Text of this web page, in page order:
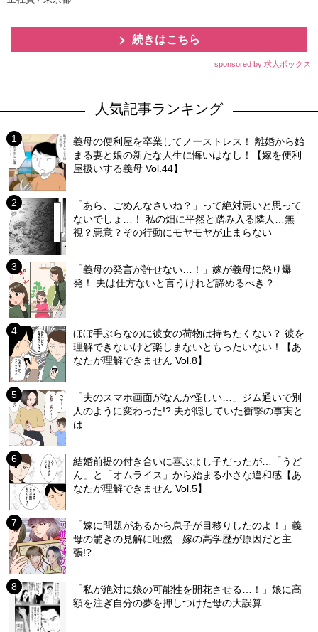
続きはこちら
sponsored by 求人ボックス
人気記事ランキング
義母の便利屋を卒業してノーストレス！ 離婚から始
まる妻と娘の新たな人生に悔いはなし！【嫁を便利
屋扱いする義母 Vol.44】
「あら、ごめんなさいね？」って絶対悪いと思って
ないでしょ…！ 私の畑に平然と踏み入る隣人…無
視？悪意？その行動にモヤモヤが止まらない
「義母の発言が許せない…！」嫁が義母に怒り爆
発！ 夫は仕方ないと言うけれど諦めるべき？
ほぼ手ぶらなのに彼女の荷物は持ちたくない？ 彼を
理解できないけど楽しまないともったいない！【あ
なたが理解できません Vol.8】
「夫のスマホ画面がなんか怪しい…」ジム通いで別
人のように変わった!? 夫が隠していた衝撃の事実と
は
結婚前提の付き合いに喜ぶよし子だったが…「うど
ん」と「オムライス」から始まる小さな違和感【あ
なたが理解できません Vol.5】
「嫁に問題があるから息子が目移りしたのよ！」義
母の驚きの見解に唖然…嫁の高学歴が原因だと主
張!?
「私が絶対に娘の可能性を開花させる…！」娘に高
額を注ぎ自分の夢を押しつけた母の大誤算